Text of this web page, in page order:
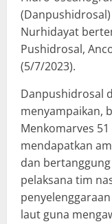
(Danpushidrosal)
Nurhidayat
Pushidrosal,
(5/7/2023).
Danpushidrosal
menyampaikan,
Menkomarves
mendapatkan
dan
pelaksana tim
laut guna